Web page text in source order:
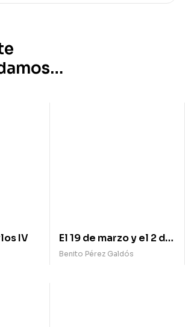
IV
El 19 de marzo y el 2 de
mayo
Benito Pérez Galdós